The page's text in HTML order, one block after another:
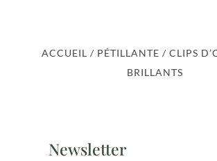
ACCUEIL / PÉTILLANTE / CLIPS
BRILLANTS
Newsletter